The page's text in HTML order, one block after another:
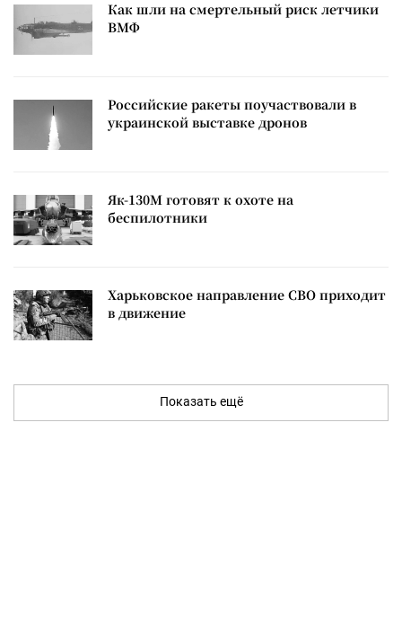
Как шли на смертельный риск летчики
ВМФ
Российские ракеты поучаствовали в
украинской выставке дронов
Як-130М готовят к охоте на
беспилотники
Харьковское направление СВО приходит
в движение
Показать ещё